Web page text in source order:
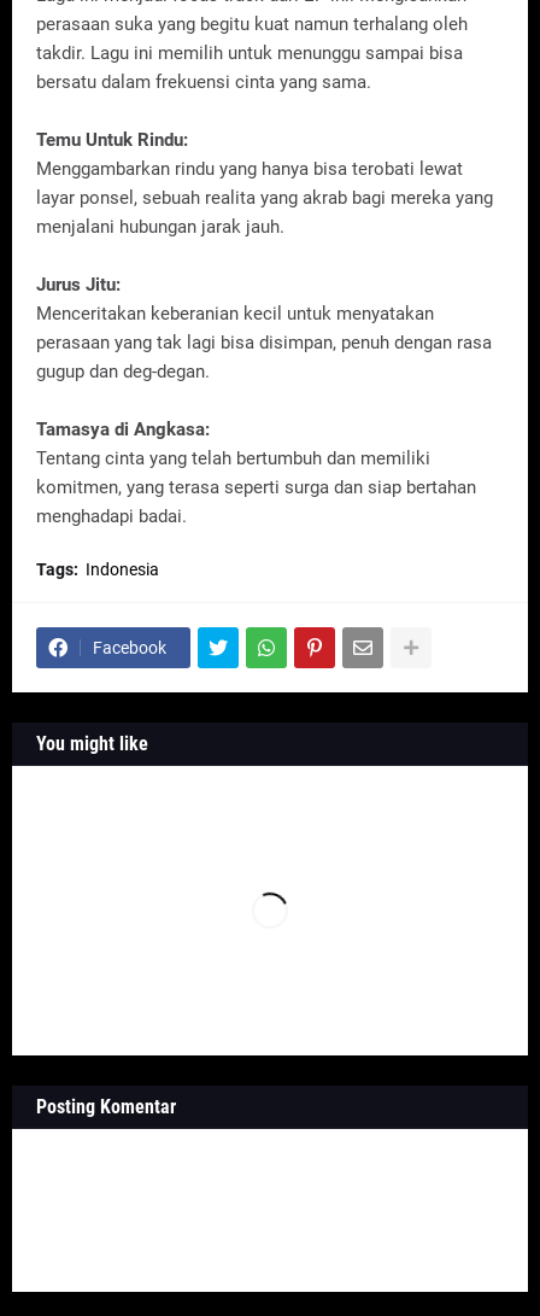
perasaan suka yang begitu kuat namun terhalang oleh
takdir. Lagu ini memilih untuk menunggu sampai bisa
bersatu dalam frekuensi cinta yang sama.
Temu Untuk Rindu:
Menggambarkan rindu yang hanya bisa terobati lewat
layar ponsel, sebuah realita yang akrab bagi mereka yang
menjalani hubungan jarak jauh.
Jurus Jitu:
Menceritakan keberanian kecil untuk menyatakan
perasaan yang tak lagi bisa disimpan, penuh dengan rasa
gugup dan deg-degan.
Tamasya di Angkasa:
Tentang cinta yang telah bertumbuh dan memiliki
komitmen, yang terasa seperti surga dan siap bertahan
menghadapi badai.
Tags: Indonesia
Facebook
You might like
Posting Komentar